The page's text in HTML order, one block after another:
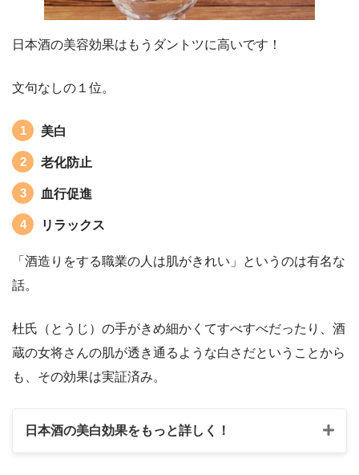
日本酒の美容効果はもうダントツに高いです！
文句なしの１位。
美白
老化防止
血行促進
リラックス
「酒造りをする職業の人は肌がきれい」というのは有名な
話。
杜氏（とうじ）の手がきめ細かくてすべすべだったり、酒
蔵の女将さんの肌が透き通るような白さだということから
も、その効果は実証済み。
日本酒の美白効果をもっと詳しく！